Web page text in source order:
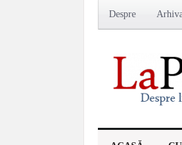
Despre